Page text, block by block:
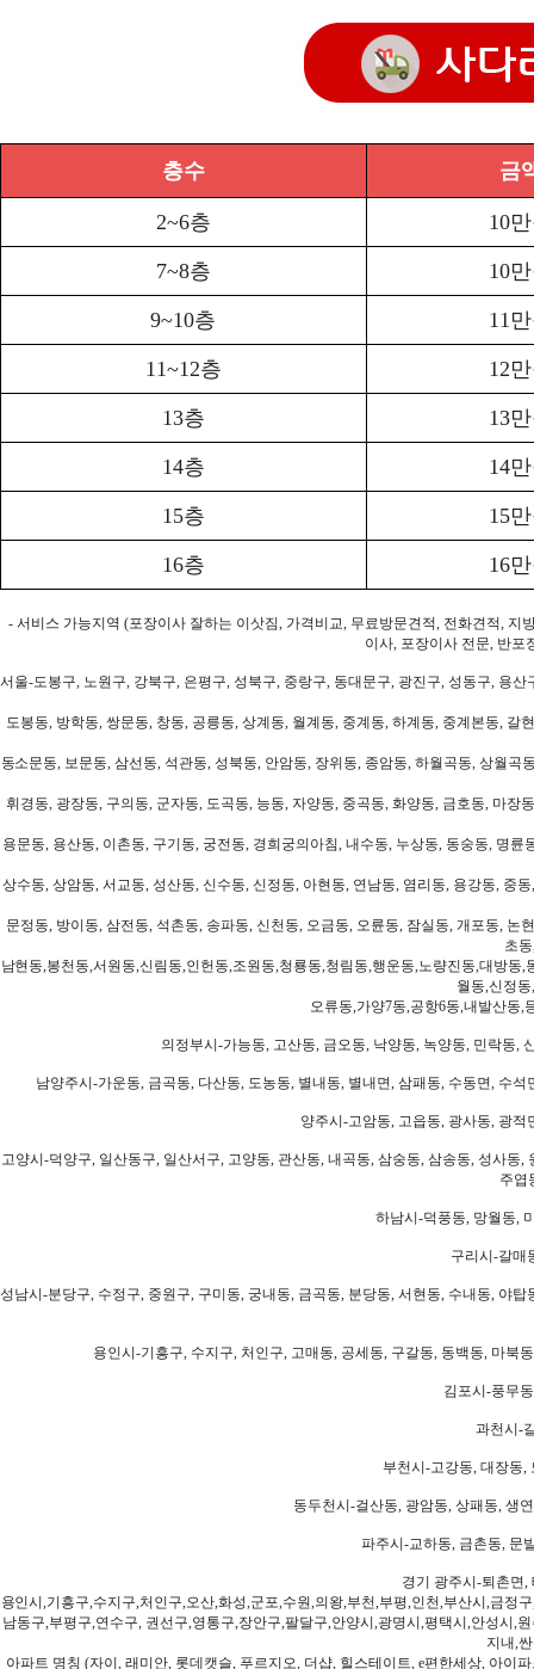
층수 금
2~6층 10
7~8층 10
9~10층 11
11~12층 12
13층 13
14층 14
15층 15
16층 16
- 서비스 가능지역 (포장이사 잘하는 이삿짐, 가격비교, 무료방문견적, 전화견적,
이사, 포장이사 전문, 반포
서울-도봉구, 노원구, 강북구, 은평구, 성북구, 중랑구, 동대문구, 광진구, 성동구, 용
도봉동, 방학동, 쌍문동, 창동, 공릉동, 상계동, 월계동, 중계동, 하계동, 중계본동,
동소문동, 보문동, 삼선동, 석관동, 성북동, 안암동, 장위동, 종암동, 하월곡동, 상월
휘경동, 광장동, 구의동, 군자동, 도곡동, 능동, 자양동, 중곡동, 화양동, 금호동, 마
용문동, 용산동, 이촌동, 구기동, 궁전동, 경희궁의아침, 내수동, 누상동, 동숭동, 명
상수동, 상암동, 서교동, 성산동, 신수동, 신정동, 아현동, 연남동, 염리동, 용강동, 중
문정동, 방이동, 삼전동, 석촌동, 송파동, 신천동, 오금동, 오륜동, 잠실동, 개포동,
초
남현동,봉천동,서원동,신림동,인헌동,조원동,청룡동,청림동,행운동,노량진동,대방
월동,신정
오류동,가양7동,공항6동,내발산동,
의정부시-가능동, 고산동, 금오동, 낙양동, 녹양동, 민락동,
남양주시-가운동, 금곡동, 다산동, 도농동, 별내동, 별내면, 삼패동, 수동면, 수
양주시-고암동, 고읍동, 광사동, 광
고양시-덕양구, 일산동구, 일산서구, 고양동, 관산동, 내곡동, 삼숭동, 삼송동, 성사
주엽
하남시-덕풍동, 망월동,
구리시-갈매
성남시-분당구, 수정구, 중원구, 구미동, 궁내동, 금곡동, 분당동, 서현동, 수내동, 야
용인시-기흥구, 수지구, 처인구, 고매동, 공세동, 구갈동, 동백동, 마북
김포시-풍무
과천시-
부천시-고강동, 대장동,
동두천시-걸산동, 광암동, 상패동, 생
파주시-교하동, 금촌동, 문
경기 광주시-퇴촌면,
용인시,기흥구,수지구,처인구,오산,화성,군포,수원,의왕,부천,부평,인천,부산시,금
남동구,부평구,연수구, 권선구,영통구,장안구,팔달구,안양시,광명시,평택시,안성시,
지내,
아파트 명칭 (자이, 래미안, 롯데캣슬, 푸르지오, 더샵, 힐스테이트, e편한세상, 아이